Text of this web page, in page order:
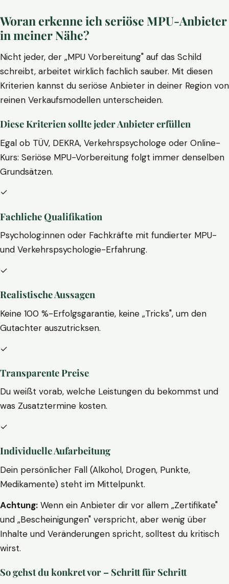
Woran erkenne ich seriöse MPU-Anbieter
in meiner Nähe?
Nicht jeder, der „MPU Vorbereitung" auf das Schild
schreibt, arbeitet wirklich fachlich sauber. Mit diesen
Kriterien kannst du seriöse Anbieter in deiner Region von
reinen Verkaufsmodellen unterscheiden.
Diese Kriterien sollte jeder Anbieter erfüllen
Egal ob TÜV, DEKRA, Verkehrspsychologe oder Online-
Kurs: Seriöse MPU-Vorbereitung folgt immer denselben
Grundsätzen.
✓
Fachliche Qualifikation
Psycholog:innen oder Fachkräfte mit fundierter MPU-
und Verkehrspsychologie-Erfahrung.
✓
Realistische Aussagen
Keine 100 %-Erfolgsgarantie, keine „Tricks", um den
Gutachter auszutricksen.
✓
Transparente Preise
Du weißt vorab, welche Leistungen du bekommst und
was Zusatztermine kosten.
✓
Individuelle Aufarbeitung
Dein persönlicher Fall (Alkohol, Drogen, Punkte,
Medikamente) steht im Mittelpunkt.
Achtung: Wenn ein Anbieter dir vor allem „Zertifikate"
und „Bescheinigungen" verspricht, aber wenig über
Inhalte und Veränderungen spricht, solltest du kritisch
wirst.
So gehst du konkret vor – Schritt für Schritt